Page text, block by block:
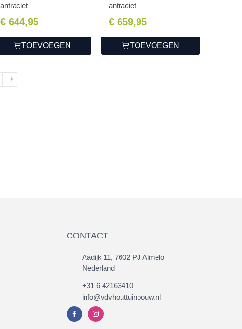
antraciet
€ 644,95
TOEVOEGEN
antraciet
€ 659,95
TOEVOEGEN
CONTACT
Aadijk 11, 7602 PJ Almelo
Nederland
+31 6 42163410
info@vdvhouttuinbouw.nl